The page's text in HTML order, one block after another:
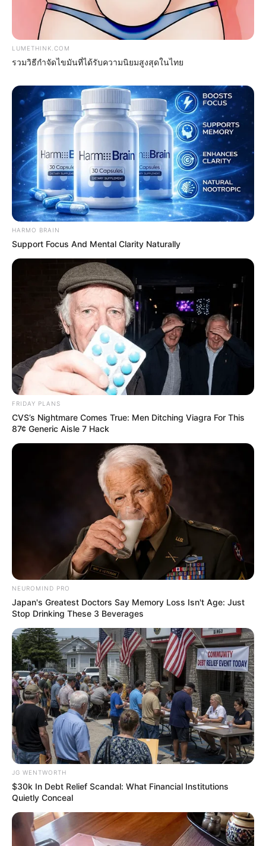
ดูดวง
ดูดวง
เบอร์โทร คน Keep look เป๊ะทุกมุมดูดี
ทุกองศา คุณล่ะมีเลขคู่นี้ไหม
วันที่ 1 ส.ค. 2569 วันคล้ายวันสำเร็จ
มรรคผลพระโพธิสัตว์กวนอิม
สีมงคล
แจกตาราง สีมงคลตามราศี 2569 ประจำ
เดือนสิงหาคม โดย อ.รักษ์ เลขเด็ด
ฤกษ์มงคล
เสาร์ห้า คือ อะไร วันแรงจริงหรือหลอก ?
ฤกษ์มงคล
ฤกษ์สะเดาะเคราะห์ เสริมดวง 2569 ฤกษ์
มงคลสำหรับไหว้สา ทำบุญ ขอพร
ฤกษ์มงคล
เว็บไซต์นี้ใช้คุกกี้
เพื่อการนำเสนอเนื้อหาที่ดี รวมถึงการจัดการข้อมูลส่วนบุคคล เพื่อให้คุณได้รับ
ประสบการณ์ที่ดีบนบริการของเว็บไซต์เรา หากคุณใช้บริการเว็บไซต์นี้ต่อไปโดย
ไม่มีการปรับตั้งค่าใดๆนั้น แสดงว่าคุณยอมรับนโยบายคุกกี้และนโยบายส่วน
บุคคลของเรา
ยอมรับ เรียนรู้เพิ่มเติม
LUMETHINK.COM
รวมวิธีกำจัดไขมันที่ได้รับความนิยมสูงสุดในไทย
HARMO BRAIN
Support Focus And Mental Clarity Naturally
FRIDAY PLANS
CVS’s Nightmare Comes True: Men Ditching Viagra For This
87¢ Generic Aisle 7 Hack
NEUROMIND PRO
Japan's Greatest Doctors Say Memory Loss Isn't Age: Just
Stop Drinking These 3 Beverages
JG WENTWORTH
$30k In Debt Relief Scandal: What Financial Institutions
Quietly Conceal